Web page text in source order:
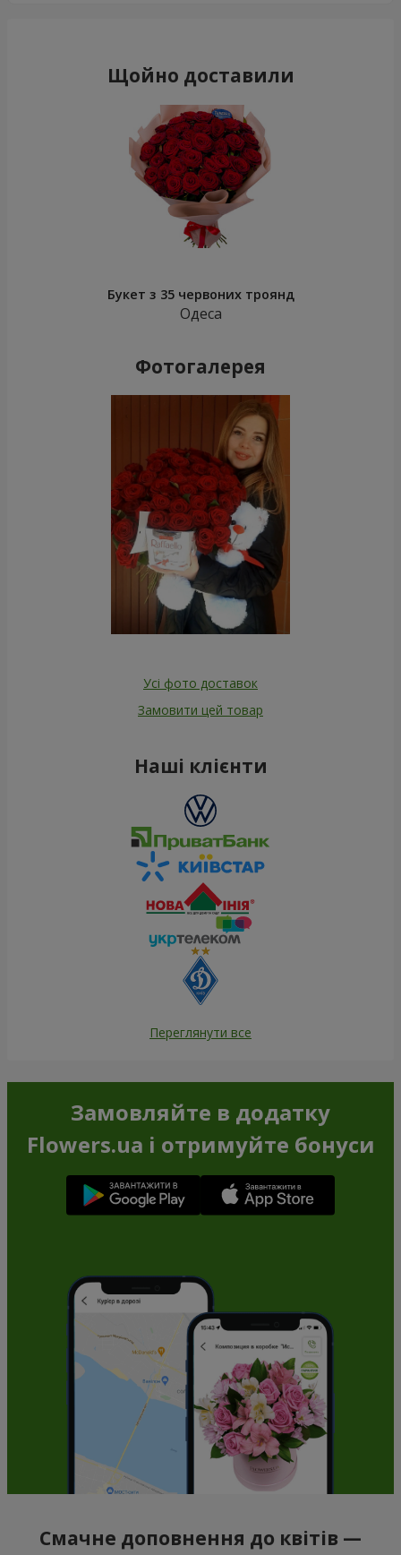
Щойно доставили
Букет з 35 червоних троянд
Одеса
Фотогалерея
Усі фото доставок
Замовити цей товар
Наші клієнти
Переглянути все
Замовляйте в додатку
Flowers.ua і отримуйте бонуси
Смачне доповнення до квітів —